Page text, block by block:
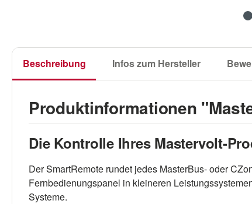
Beschreibung Infos zum Hersteller
Produktinformationen
Die Kontrolle Ihres Mastervolt-
Der SmartRemote rundet jedes MasterBus- oder
Fernbedienungspanel in kleineren
Systeme.